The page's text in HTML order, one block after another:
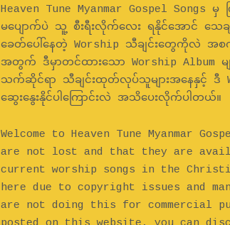
Home
Heaven Tune Myanmar Gospel
မပျောက်ပဲ သူ့ စီးရီးလိုက်လေး ရနိုင်အောင် သေခ
ခေတ်ပေါ်နေတဲ့ Worship သီချင်းတွေကိုလဲ အ
အတွက် ဒီမှာတင်ထားသော Worship Album
သက်ဆိုင်ရာ သီချင်းထုတ်လုပ်သူများအနေနှင့် ဒီ
ဆွေးနွေးနိုင်ပါကြောင်းလဲ အသိပေးလိုက်ပါတယ်။
Welcome to Heaven Tune Myanmar
are not lost and that they are
current worship songs in the
here due to copyright issues and
are not doing this for commercial